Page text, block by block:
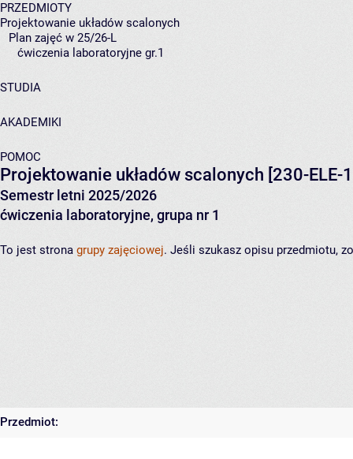
PRZEDMIOTY
Projektowanie układów scalonych
Plan zajęć w 25/26-L
ćwiczenia laboratoryjne gr.1
STUDIA
AKADEMIKI
POMOC
Projektowanie układów scalonych [230-ELE-
Semestr letni 2025/2026
ćwiczenia laboratoryjne, grupa nr 1
To jest strona grupy zajęciowej. Jeśli szukasz opisu przedmiotu,
Przedmiot: